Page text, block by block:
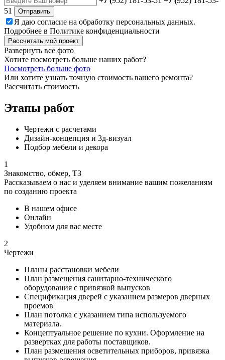
51
Отправить
Я даю согласие на обработку персональных данных.
Подробнее в Политике конфиденциальности
Рассчитать мой проект
Развернуть все фото
Хотите посмотреть больше наших работ?
Посмотреть больше фото
Или хотите узнать точную стоимость вашего ремонта?
Рассчитать стоимость
Этапы работ
Чертежи с расчетами
Дизайн-концепция и 3д-визуал
Подбор мебели и декора
1
Знакомство, обмер, ТЗ
Рассказываем о нас и уделяем внимание вашим пожеланиям
по созданию проекта
В нашем офисе
Онлайн
Удобном для вас месте
2
Чертежи
Планы расстановки мебели
План размещения санитарно-технического
оборудования с привязкой выпусков
Спецификация дверей с указанием размеров дверных
проемов
План потолка с указанием типа используемого
материала.
Концептуальное решение по кухни. Оформление на
развертках для работы поставщиков.
План размещения осветительных приборов, привязка